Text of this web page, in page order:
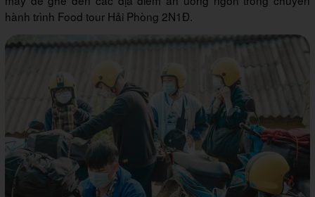
hành trình Food tour Hải Phòng 2N1Đ.